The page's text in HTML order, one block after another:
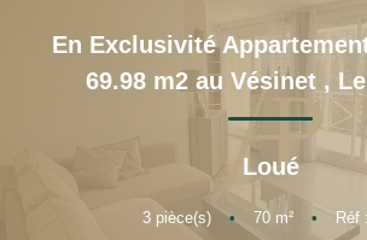
LOUER
ESTIMER
Votre Energie
En Exclusivité
69.98 m2 au Vésinet ,
Loué
3pièce(s) • 70m² • Réf